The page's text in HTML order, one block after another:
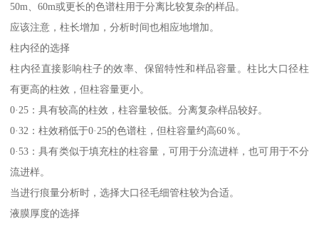
50m、60m或更长的色谱柱用于分离比较复杂的样品。
应该注意，柱长增加，分析时间也相应地增加。
柱内径的选择
柱内径直接影响柱子的效率、保留特性和样品容量。柱比大口径柱
有更高的柱效，但柱容量更小。
0·25：具有较高的柱效，柱容量较低。分离复杂样品较好。
0·32：柱效稍低于0·25的色谱柱，但柱容量约高60％。
0·53：具有类似于填充柱的柱容量，可用于分流进样，也可用于不分
流进样。
当进行痕量分析时，选择大口径毛细管柱较为合适。
液膜厚度的选择